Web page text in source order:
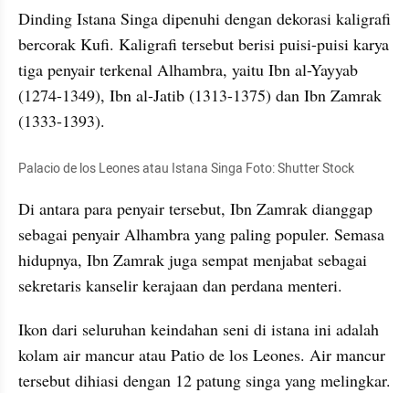
Dinding Istana Singa dipenuhi dengan dekorasi kaligrafi
bercorak Kufi. Kaligrafi tersebut berisi puisi-puisi karya
tiga penyair terkenal Alhambra, yaitu Ibn al-Yayyab
(1274-1349), Ibn al-Jatib (1313-1375) dan Ibn Zamrak
(1333-1393).
Palacio de los Leones atau Istana Singa Foto: Shutter Stock
Di antara para penyair tersebut, Ibn Zamrak dianggap
sebagai penyair Alhambra yang paling populer. Semasa
hidupnya, Ibn Zamrak juga sempat menjabat sebagai
sekretaris kanselir kerajaan dan perdana menteri.
Ikon dari seluruhan keindahan seni di istana ini adalah
kolam air mancur atau Patio de los Leones. Air mancur
tersebut dihiasi dengan 12 patung singa yang melingkar.